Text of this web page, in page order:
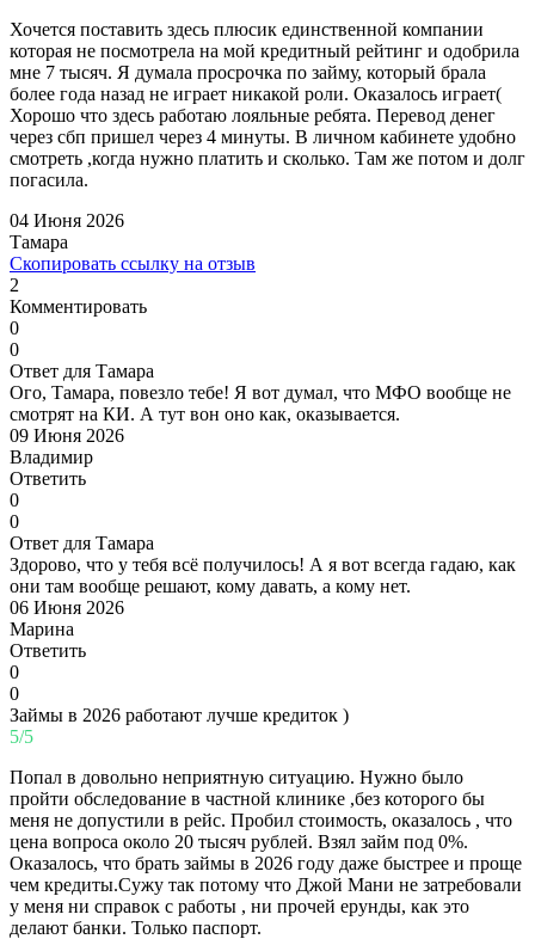
Хочется поставить здесь плюсик единственной компании
которая не посмотрела на мой кредитный рейтинг и одобрила
мне 7 тысяч. Я думала просрочка по займу, который брала
более года назад не играет никакой роли. Оказалось играет(
Хорошо что здесь работаю лояльные ребята. Перевод денег
через сбп пришел через 4 минуты. В личном кабинете удобно
смотреть ,когда нужно платить и сколько. Там же потом и долг
погасила.
04 Июня 2026
Тамара
Скопировать ссылку на отзыв
2
Комментировать
0
0
Ответ для Тамара
Ого, Тамара, повезло тебе! Я вот думал, что МФО вообще не
смотрят на КИ. А тут вон оно как, оказывается.
09 Июня 2026
Владимир
Ответить
0
0
Ответ для Тамара
Здорово, что у тебя всё получилось! А я вот всегда гадаю, как
они там вообще решают, кому давать, а кому нет.
06 Июня 2026
Марина
Ответить
0
0
Займы в 2026 работают лучше кредиток )
5/5
Попал в довольно неприятную ситуацию. Нужно было
пройти обследование в частной клинике ,без которого бы
меня не допустили в рейс. Пробил стоимость, оказалось , что
цена вопроса около 20 тысяч рублей. Взял займ под 0%.
Оказалось, что брать займы в 2026 году даже быстрее и проще
чем кредиты.Сужу так потому что Джой Мани не затребовали
у меня ни справок с работы , ни прочей ерунды, как это
делают банки. Только паспорт.